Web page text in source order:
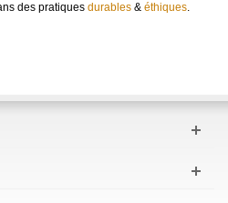
des pratiques durables & éthiques.